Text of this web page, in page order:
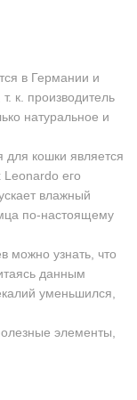
в Германии и
к. производитель
натуральное и
для кошки является
Leonardo его
влажный
по-настоящему
можно узнать, что
данным
уменьшился,
элементы,